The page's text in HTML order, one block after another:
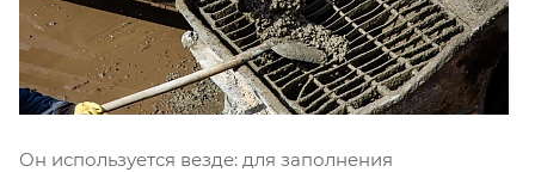
Он используется везде: для заполнения